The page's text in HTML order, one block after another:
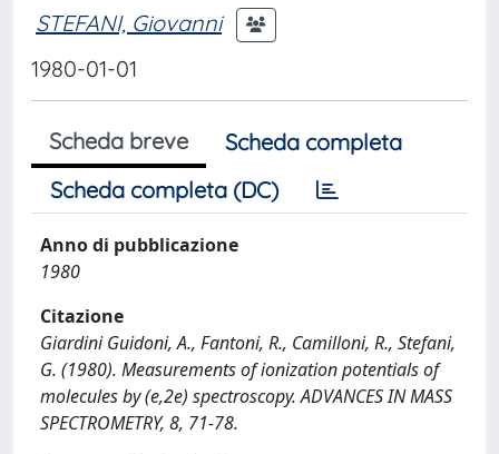
STEFANI, Giovanni
1980-01-01
Scheda breve
Scheda completa
Scheda completa (DC)
Anno di pubblicazione
1980
Citazione
Giardini Guidoni, A., Fantoni, R., Camilloni, R., Stefani,
G. (1980). Measurements of ionization potentials of
molecules by (e,2e) spectroscopy. ADVANCES IN MASS
SPECTROMETRY, 8, 71-78.